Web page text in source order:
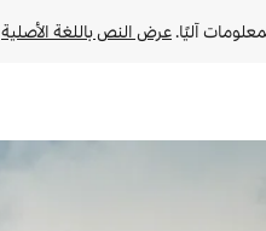
آليًا. عرض النص باللغة الأصلية